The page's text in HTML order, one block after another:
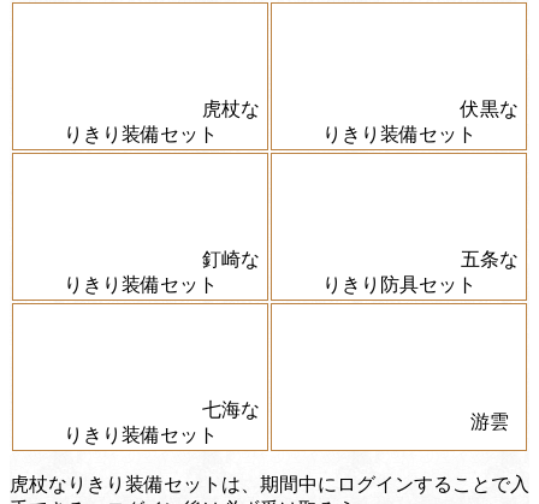
虎杖な
りきり装備セット
伏黒な
りきり装備セット
釘崎な
りきり装備セット
五条な
りきり防具セット
七海な
りきり装備セット
游雲
虎杖なりきり装備セットは、期間中にログインすることで入